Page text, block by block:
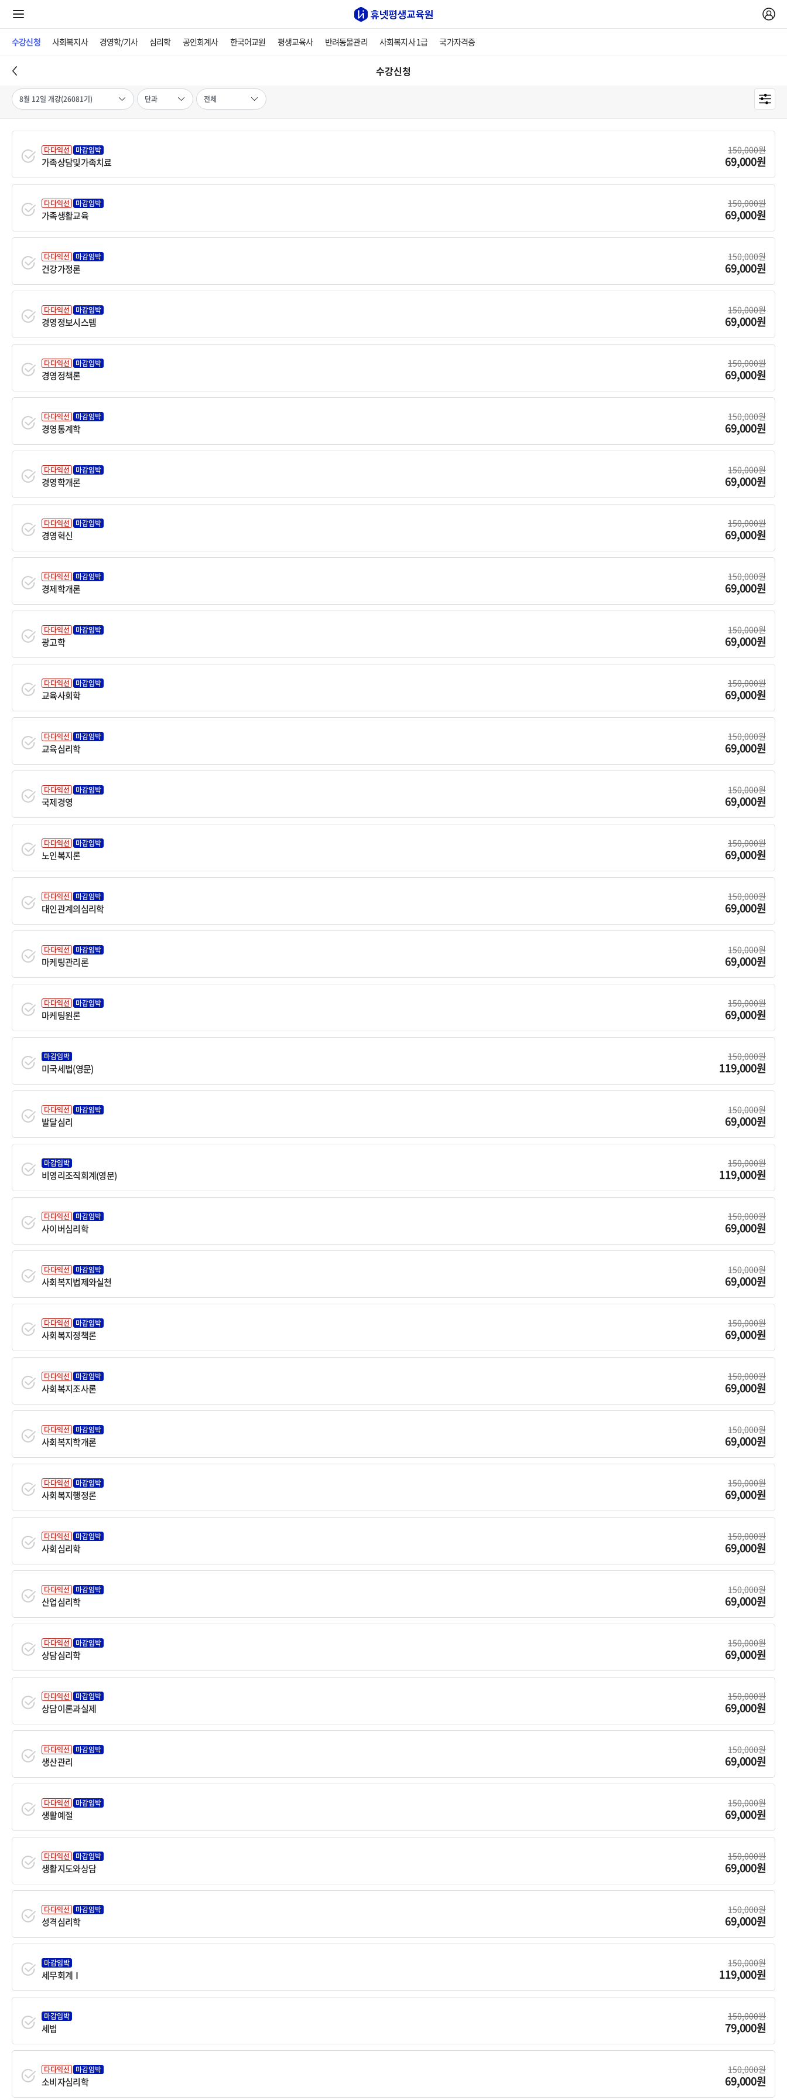
수강신청 사회복지사 경영학/기사 심리학 공인회계사 한국어교원 평생교육사 반려동물관리 사회복지사 1급 국가자격증
수강신청
다다익선 마감임박
가족상담및가족치료
150,000원
69,000원
다다익선 마감임박
가족생활교육
150,000원
69,000원
다다익선 마감임박
건강가정론
150,000원
69,000원
다다익선 마감임박
경영정보시스템
150,000원
69,000원
다다익선 마감임박
경영정책론
150,000원
69,000원
다다익선 마감임박
경영통계학
150,000원
69,000원
다다익선 마감임박
경영학개론
150,000원
69,000원
다다익선 마감임박
경영혁신
150,000원
69,000원
다다익선 마감임박
경제학개론
150,000원
69,000원
다다익선 마감임박
광고학
150,000원
69,000원
다다익선 마감임박
교육사회학
150,000원
69,000원
다다익선 마감임박
교육심리학
150,000원
69,000원
다다익선 마감임박
국제경영
150,000원
69,000원
다다익선 마감임박
노인복지론
150,000원
69,000원
다다익선 마감임박
대인관계의심리학
150,000원
69,000원
다다익선 마감임박
마케팅관리론
150,000원
69,000원
다다익선 마감임박
마케팅원론
150,000원
69,000원
마감임박
미국세법(영문)
150,000원
119,000원
다다익선 마감임박
발달심리
150,000원
69,000원
마감임박
비영리조직회계(영문)
150,000원
119,000원
다다익선 마감임박
사이버심리학
150,000원
69,000원
다다익선 마감임박
사회복지법제와실천
150,000원
69,000원
다다익선 마감임박
사회복지정책론
150,000원
69,000원
다다익선 마감임박
사회복지조사론
150,000원
69,000원
다다익선 마감임박
사회복지학개론
150,000원
69,000원
다다익선 마감임박
사회복지행정론
150,000원
69,000원
다다익선 마감임박
사회심리학
150,000원
69,000원
다다익선 마감임박
산업심리학
150,000원
69,000원
다다익선 마감임박
상담심리학
150,000원
69,000원
다다익선 마감임박
상담이론과실제
150,000원
69,000원
다다익선 마감임박
생산관리
150,000원
69,000원
다다익선 마감임박
생활예절
150,000원
69,000원
다다익선 마감임박
생활지도와상담
150,000원
69,000원
다다익선 마감임박
성격심리학
150,000원
69,000원
마감임박
세무회계Ⅰ
150,000원
119,000원
마감임박
세법
150,000원
79,000원
다다익선 마감임박
소비자심리학
150,000원
69,000원